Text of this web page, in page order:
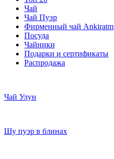
Чай
Чай Пуэр
Фирменный чай Ankiratm
Посуда
Чайники
Подарки и сертификаты
Распродажа
Чай Улун
Шу пуэр в блинах